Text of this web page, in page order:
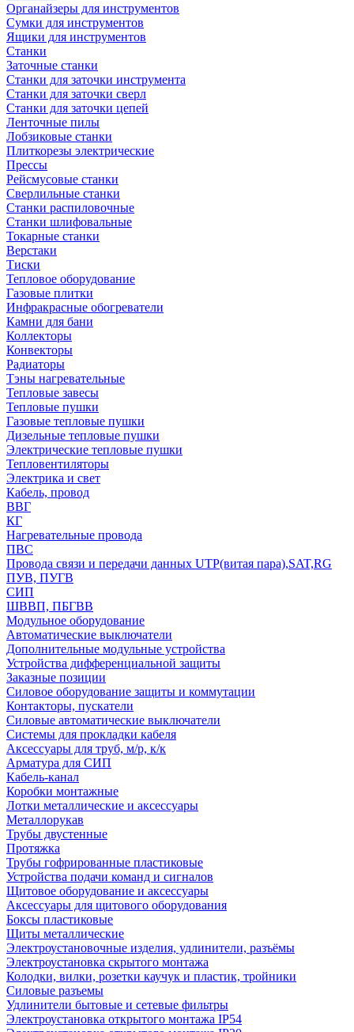
Органайзеры для инструментов
Сумки для инструментов
Ящики для инструментов
Станки
Заточные станки
Станки для заточки инструмента
Станки для заточки сверл
Станки для заточки цепей
Ленточные пилы
Лобзиковые станки
Плиткорезы электрические
Прессы
Рейсмусовые станки
Сверлильные станки
Станки распиловочные
Станки шлифовальные
Токарные станки
Верстаки
Тиски
Тепловое оборудование
Газовые плитки
Инфракрасные обогреватели
Камни для бани
Коллекторы
Конвекторы
Радиаторы
Тэны нагревательные
Тепловые завесы
Тепловые пушки
Газовые тепловые пушки
Дизельные тепловые пушки
Электрические тепловые пушки
Тепловентиляторы
Электрика и свет
Кабель, провод
ВВГ
КГ
Нагревательные провода
ПВС
Провода связи и передачи данных UTP(витая пара),SAT,RG
ПУВ, ПУГВ
СИП
ШВВП, ПБГВВ
Модульное оборудование
Автоматические выключатели
Дополнительные модульные устройства
Устройства дифференциальной защиты
Заказные позиции
Силовое оборудование защиты и коммутации
Контакторы, пускатели
Силовые автоматические выключатели
Системы для прокладки кабеля
Аксессуары для труб, м/р, к/к
Арматура для СИП
Кабель-канал
Коробки монтажные
Лотки металлические и аксессуары
Металлорукав
Трубы двустенные
Протяжка
Трубы гофрированные пластиковые
Устройства подачи команд и сигналов
Щитовое оборудование и аксессуары
Аксессуары для щитового оборудования
Боксы пластиковые
Щиты металлические
Электроустановочные изделия, удлинители, разъёмы
Электроустановка скрытого монтажа
Колодки, вилки, розетки каучук и пластик, тройники
Силовые разъемы
Удлинители бытовые и сетевые фильтры
Электроустановка открытого монтажа IP54